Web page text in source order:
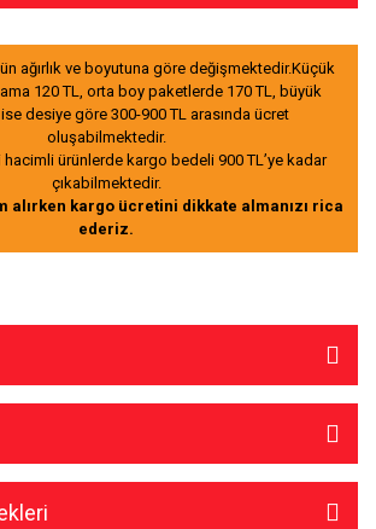
ağırlık ve boyutuna göre değişmektedir.Küçük
120 TL, orta boy paketlerde 170 TL, büyük
desiye göre 300-900 TL arasında ücret
oluşabilmektedir.
ürünlerde kargo bedeli 900 TL’ye kadar
çıkabilmektedir.
alırken kargo ücretini dikkate almanızı rica
ederiz.